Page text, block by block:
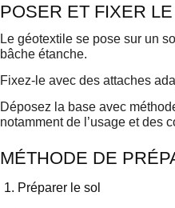
POSER ET FIXER
Le géotextile se pose sur un
bâche étanche.
Fixez-le avec des attaches
Déposez la base avec
notamment de l’usage et des
MÉTHODE DE
Préparer le sol